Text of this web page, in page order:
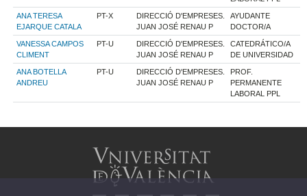
ANA TERESA
EJARQUE CATALA
PT-X
DIRECCIÓ D'EMPRESES.
JUAN JOSÉ RENAU P
AYUDANTE
DOCTOR/A
VANESSA CAMPOS
CLIMENT
PT-U
DIRECCIÓ D'EMPRESES.
JUAN JOSÉ RENAU P
CATEDRÁTICO/A
DE UNIVERSIDAD
ANA BOTELLA
ANDREU
PT-U
DIRECCIÓ D'EMPRESES.
JUAN JOSÉ RENAU P
PROF.
PERMANENTE
LABORAL PPL